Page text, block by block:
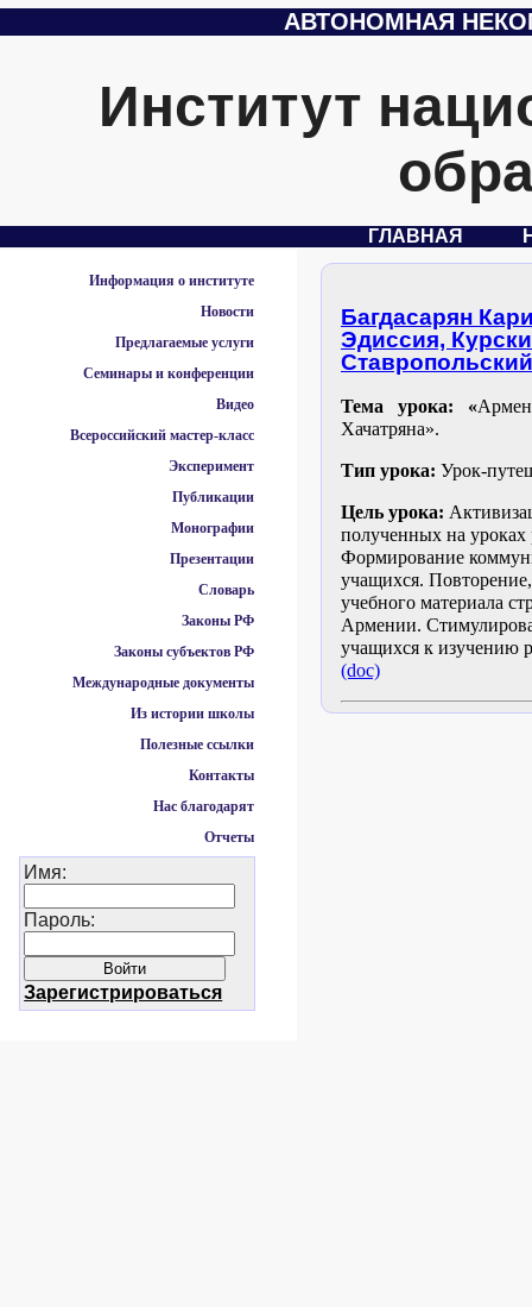
АВТОНОМНАЯ
Институт
ГЛАВНАЯ
Багдасарян
Эдиссия,
Тема урока: «
Хачатряна».
Тип урока: Урок-
Цель урока:
полученных на уроках
Формирование
учащихся.
учебного материала
Армении.
учащихся к изучению
(doc)
Информация о институте
Новости
Предлагаемые услуги
Семинары и конференции
Видео
Всероссийский мастер-класс
Эксперимент
Публикации
Монографии
Презентации
Словарь
Законы РФ
Законы субъектов РФ
Международные документы
Из истории школы
Полезные ссылки
Контакты
Нас благодарят
Отчеты
Имя:
Пароль:
Зарегистрироваться